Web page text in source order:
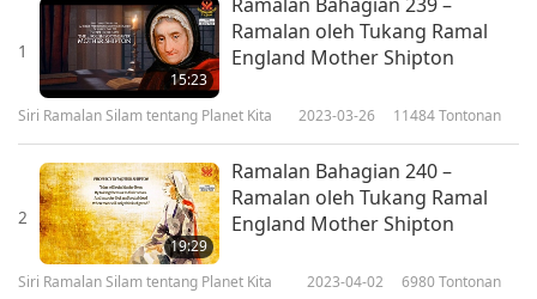
1
15:23
Ramalan oleh Tukang Ramal
England Mother Shipton
Siri Ramalan Silam tentang Planet Kita 2023-03-26 11484Tontonan
2
19:29
Ramalan Bahagian 240 –
Ramalan oleh Tukang Ramal
England Mother Shipton
Siri Ramalan Silam tentang Planet Kita 2023-04-02 6980Tontonan